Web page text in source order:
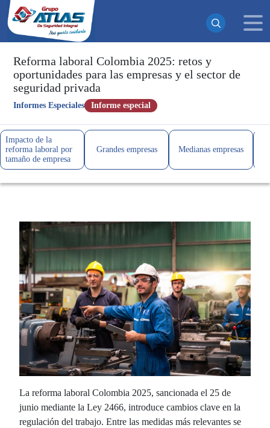
Reforma laboral Colombia 2025: retos y
oportunidades para las empresas y el sector de
seguridad privada
Informes Especiales Informe especial
Impacto de la
reforma laboral por
tamaño de empresa
Grandes empresas Medianas empresas
La reforma laboral Colombia 2025, sancionada el 25 de
junio mediante la Ley 2466, introduce cambios clave en la
regulación del trabajo. Entre las medidas más relevantes se
¡Suscrito exitosamente!
Ahora recibirás todas nuestras actualizaciones y noticias
ninguna novedad!